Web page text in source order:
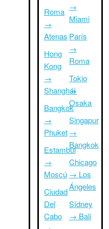
Roma
→
Atenas
Hong
Kong
→
Shanghái
Bangkok
→
Phuket
Estambul
→
Moscú
Ciudad
Del
Cabo
→
Miami
París
→
Roma
Tokio
→
Osaka
Singapur
→
Bangkok
Chicago
→ Los
Ángeles
Sídney
→ Bali